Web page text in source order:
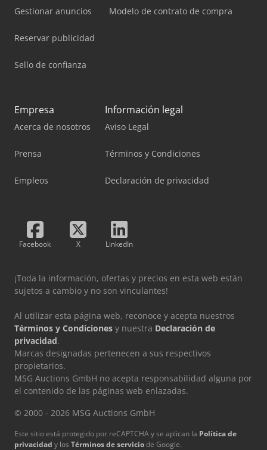
Gestionar anuncios
Reservar publicidad
Sello de confianza
Modelo de contrato de compra
Empresa
Acerca de nosotros
Prensa
Empleos
Información legal
Aviso Legal
Términos y Condiciones
Declaración de privacidad
Facebook X LinkedIn
¡Toda la información, ofertas y precios en esta web están
sujetos a cambio y no son vinculantes!
Al utilizar esta página web, reconoce y acepta nuestros
Términos y Condiciones y nuestra Declaración de
privacidad.
Marcas designadas pertenecen a sus respectivos
propietarios.
MSG Auctions GmbH no acepta responsabilidad alguna por
el contenido de las páginas web enlazadas.
© 2000 - 2026 MSG Auctions GmbH
Este sitio está protegido por reCAPTCHA y se aplican la Política de
privacidad y los Términos de serviciode Google.